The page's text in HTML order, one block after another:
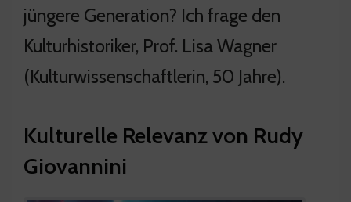
jüngere Generation? Ich frage den
Kulturhistoriker, Prof. Lisa Wagner
(Kulturwissenschaftlerin, 50 Jahre).
Kulturelle Relevanz von Rudy
Giovannini